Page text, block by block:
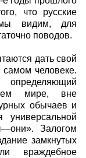
что русские
видим, для
поводов.
дать свой
самом человеке.
мире, вне
обычаев и
универсальной
Залогом
замкнутых
враждебное